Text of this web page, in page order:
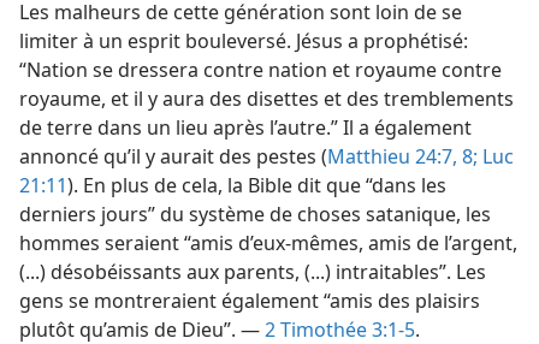
Les malheurs de cette génération sont loin de se
limiter à un esprit bouleversé. Jésus a prophétisé:
“Nation se dressera contre nation et royaume contre
royaume, et il y aura des disettes et des tremblements
de terre dans un lieu après l’autre.” Il a également
annoncé qu’il y aurait des pestes (Matthieu 24:7, 8; Luc
21:11). En plus de cela, la Bible dit que “dans les
derniers jours” du système de choses satanique, les
hommes seraient “amis d’eux-​mêmes, amis de l’argent,
(...) désobéissants aux parents, (...) intraitables”. Les
gens se montreraient également “amis des plaisirs
plutôt qu’amis de Dieu”. —2 Timothée 3:1-5.